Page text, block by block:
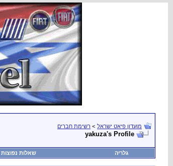
מועדון פיאט ישראל > רשימת חברים
yakuza's Profile
גלריה שאלות נפוצות